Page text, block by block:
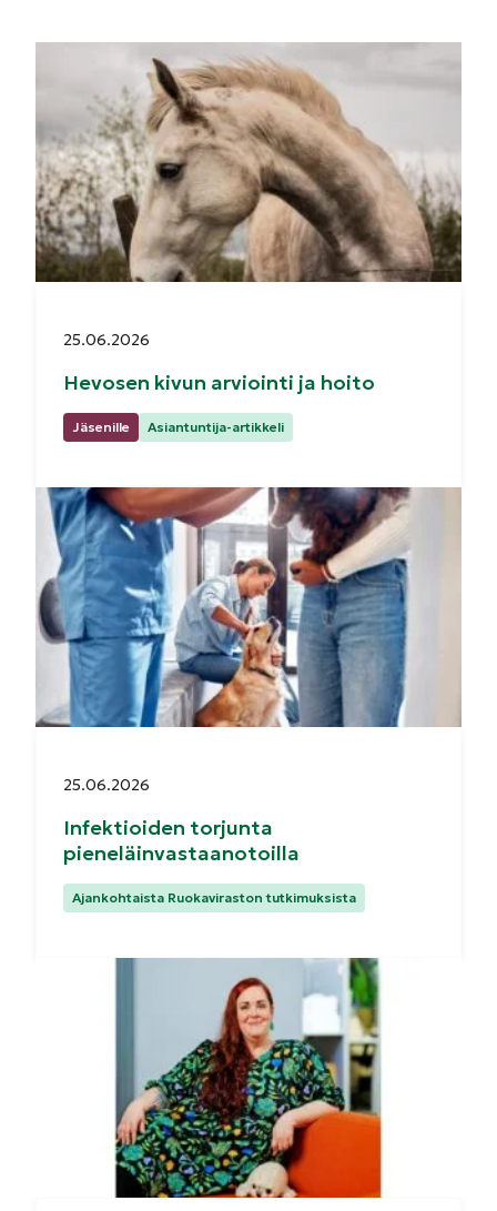
Hevosen kivun arviointi ja hoito
Julkaistu:
25.06.2026
Jäsenille
Kategoriat:Asiantuntija-artikkeli
Infektioiden torjunta
pieneläinvastaanotoilla
Julkaistu:
25.06.2026
Kategoriat:
Ajankohtaista Ruokaviraston tutkimuksista